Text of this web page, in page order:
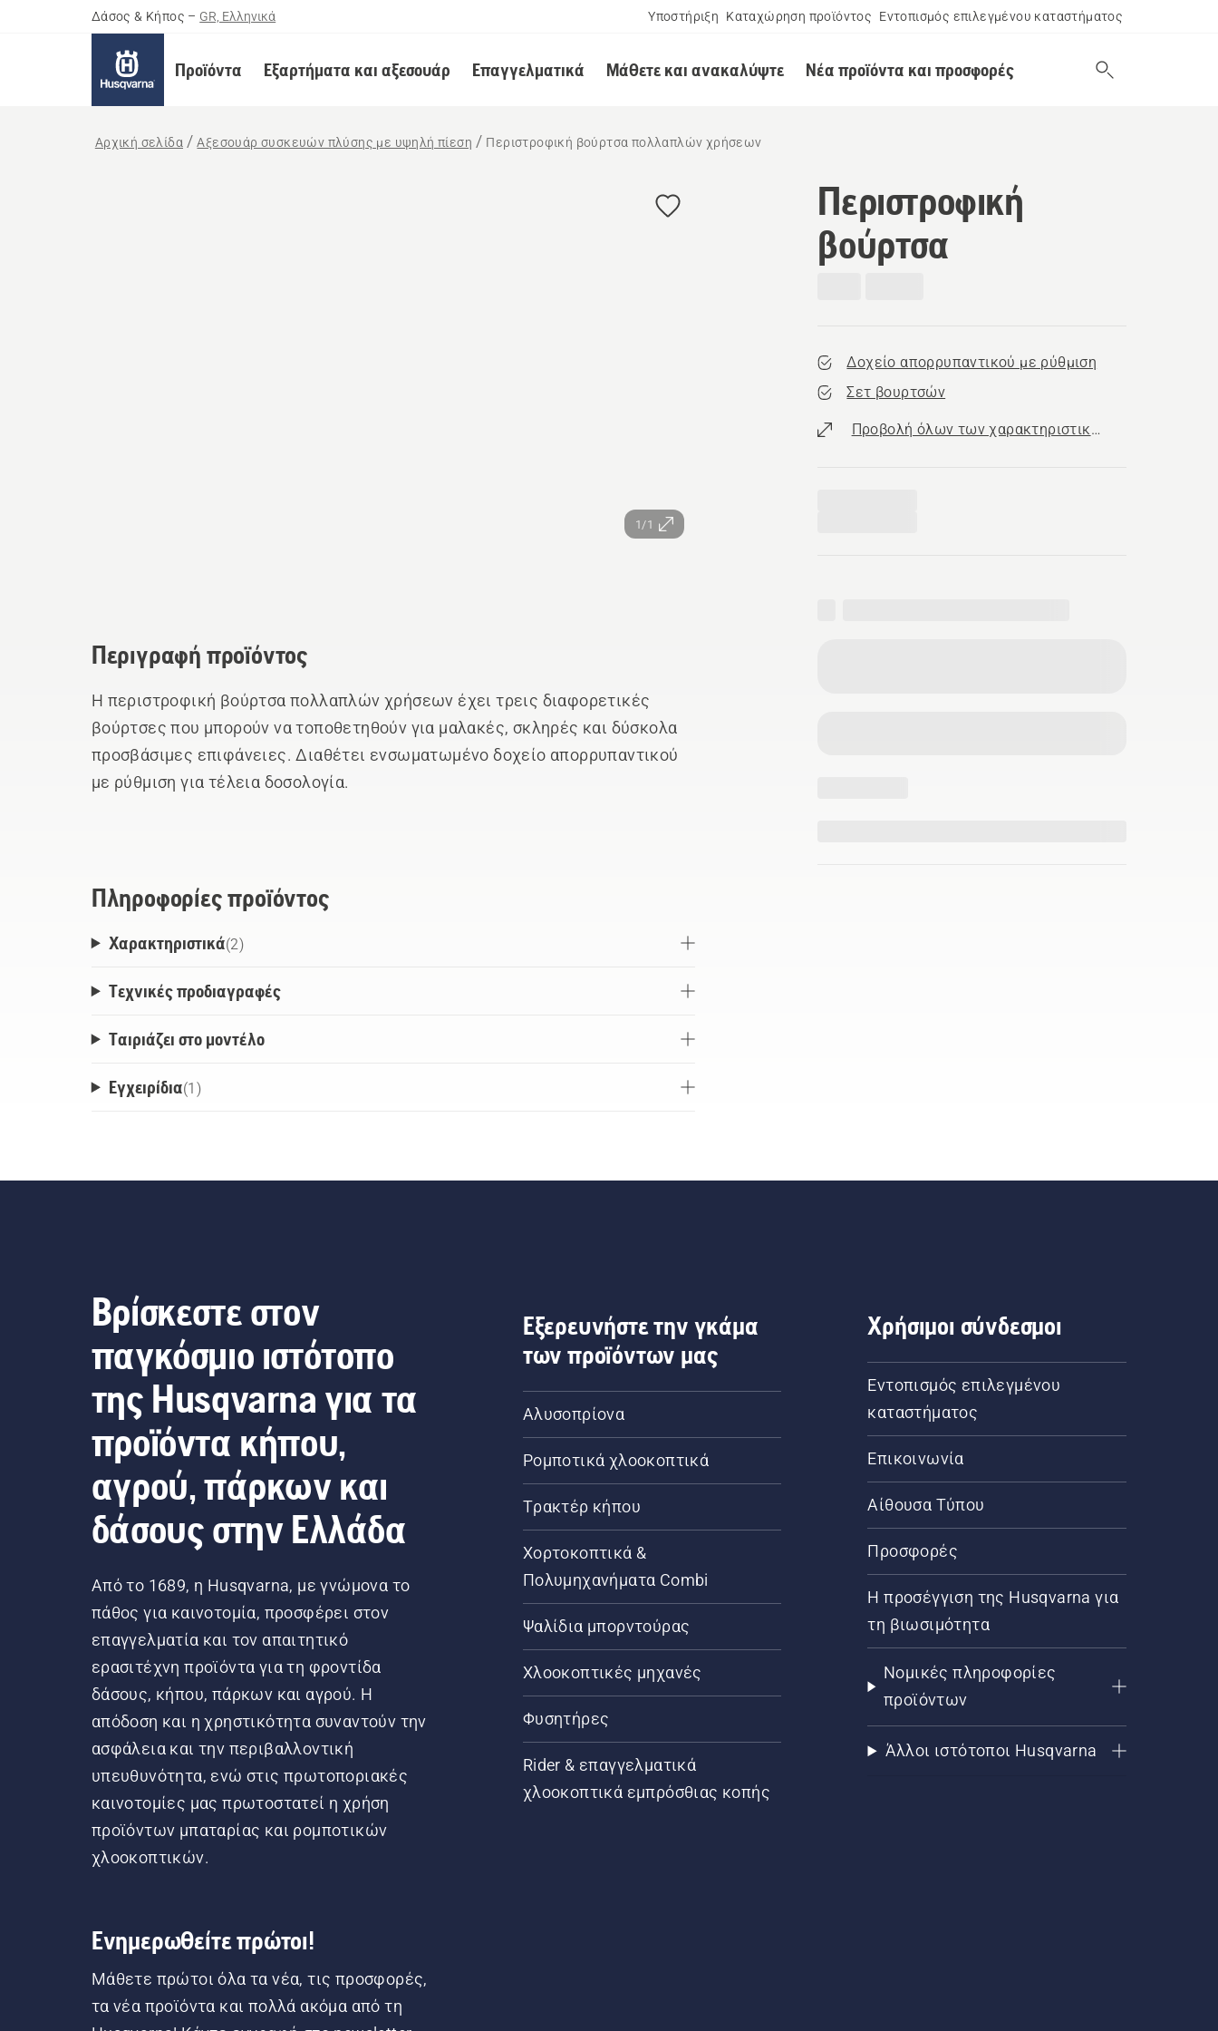
Δάσος & Κήπος – GR, Ελληνικά Υποστήριξη Καταχώρηση προϊόντος Εντοπισμός επιλεγμένου καταστήματος
Προϊόντα Εξαρτήματα και αξεσουάρ Επαγγελματικά Μάθετε και ανακαλύψτε Νέα προϊόντα και προσφορές
Αρχική σελίδα Αξεσουάρ συσκευών πλύσης με υψηλή πίεση Περιστροφική βούρτσα πολλαπλών χρήσεων
1/1
Περιστροφική
βούρτσα
Δοχείο απορρυπαντικού με ρύθμιση
Σετ βουρτσών
Προβολή όλων των χαρακτηριστικών
Περιγραφή προϊόντος
Η περιστροφική βούρτσα πολλαπλών χρήσεων έχει τρεις διαφορετικές
βούρτσες που μπορούν να τοποθετηθούν για μαλακές, σκληρές και δύσκολα
προσβάσιμες επιφάνειες. Διαθέτει ενσωματωμένο δοχείο απορρυπαντικού
με ρύθμιση για τέλεια δοσολογία.
Πληροφορίες προϊόντος
Χαρακτηριστικά(2)
Τεχνικές προδιαγραφές
Ταιριάζει στο μοντέλο
Εγχειρίδια(1 )
Βρίσκεστε στον
παγκόσμιο ιστότοπο
της Husqvarna για τα
προϊόντα κήπου,
αγρού, πάρκων και
δάσους στην Ελλάδα
Από το 1689, η Husqvarna, με γνώμονα το
πάθος για καινοτομία, προσφέρει στον
επαγγελματία και τον απαιτητικό
ερασιτέχνη προϊόντα για τη φροντίδα
δάσους, κήπου, πάρκων και αγρού. Η
απόδοση και η χρηστικότητα συναντούν την
ασφάλεια και την περιβαλλοντική
υπευθυνότητα, ενώ στις πρωτοποριακές
καινοτομίες μας πρωτοστατεί η χρήση
προϊόντων μπαταρίας και ρομποτικών
χλοοκοπτικών.
Ενημερωθείτε πρώτοι!
Μάθετε πρώτοι όλα τα νέα, τις προσφορές,
τα νέα προϊόντα και πολλά ακόμα από τη
Εξερευνήστε την γκάμα
των προϊόντων μας
Αλυσοπρίονα
Ρομποτικά χλοοκοπτικά
Τρακτέρ κήπου
Χορτοκοπτικά &
Πολυμηχανήματα Combi
Ψαλίδια μπορντούρας
Χλοοκοπτικές μηχανές
Φυσητήρες
Rider & επαγγελματικά
χλοοκοπτικά εμπρόσθιας κοπής
Χρήσιμοι σύνδεσμοι
Εντοπισμός επιλεγμένου
καταστήματος
Επικοινωνία
Αίθουσα Τύπου
Προσφορές
Η προσέγγιση της Husqvarna για
τη βιωσιμότητα
Νομικές πληροφορίες
προϊόντων
Άλλοι ιστότοποι Husqvarna